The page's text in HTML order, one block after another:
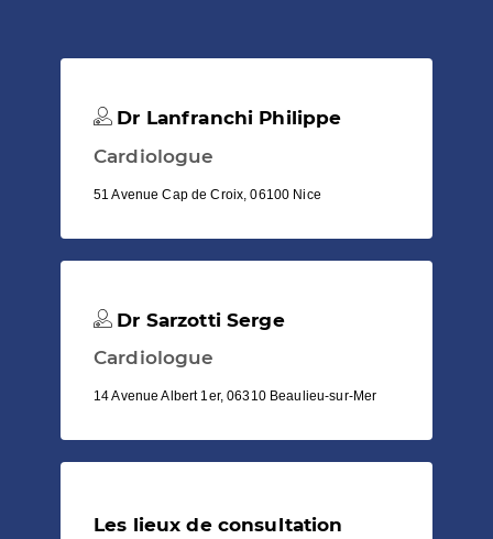
Dr Lanfranchi Philippe
Cardiologue
51 Avenue Cap de Croix, 06100 Nice
Dr Sarzotti Serge
Cardiologue
14 Avenue Albert 1er, 06310 Beaulieu-sur-Mer
Les lieux de consultation